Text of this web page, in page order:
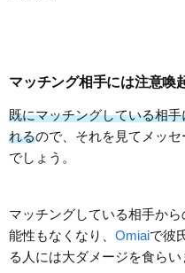
マッチング相手には注意喚
既にマッチングしている相
れるので、それを見てメッ
でしょう。
マッチングしている相手か
能性もなくなり、 Omiaiで彼
る人には大ダメージを食らい